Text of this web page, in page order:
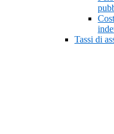
Tassi di